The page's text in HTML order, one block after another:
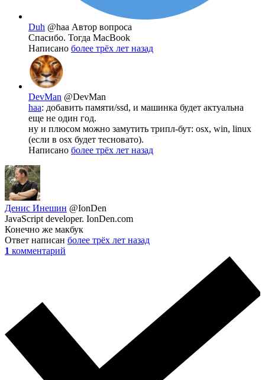
Duh @haa Автор вопроса
Спасибо. Тогда MacBook
Написано более трёх лет назад
DevMan @DevMan
haa: добавить памяти/ssd, и машинка будет актуальна
еще не один год.
ну и плюсом можно замутить трипл-бут: osx, win, linux
(если в osx будет тесновато).
Написано более трёх лет назад
Денис Инешин @IonDen
JavaScript developer. IonDen.com
Конечно же макбук
Ответ написан более трёх лет назад
1 комментарий